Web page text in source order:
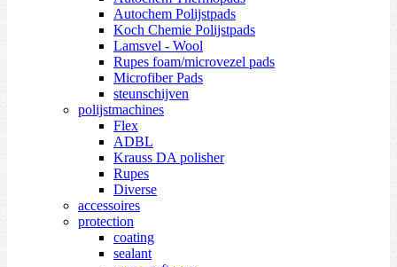
Autochem Polijstpads
Koch Chemie Polijstpads
Lamsvel - Wool
Rupes foam/microvezel pads
Microfiber Pads
steunschijven
polijstmachines
Flex
ADBL
Krauss DA polisher
Rupes
Diverse
accessoires
protection
coating
sealant